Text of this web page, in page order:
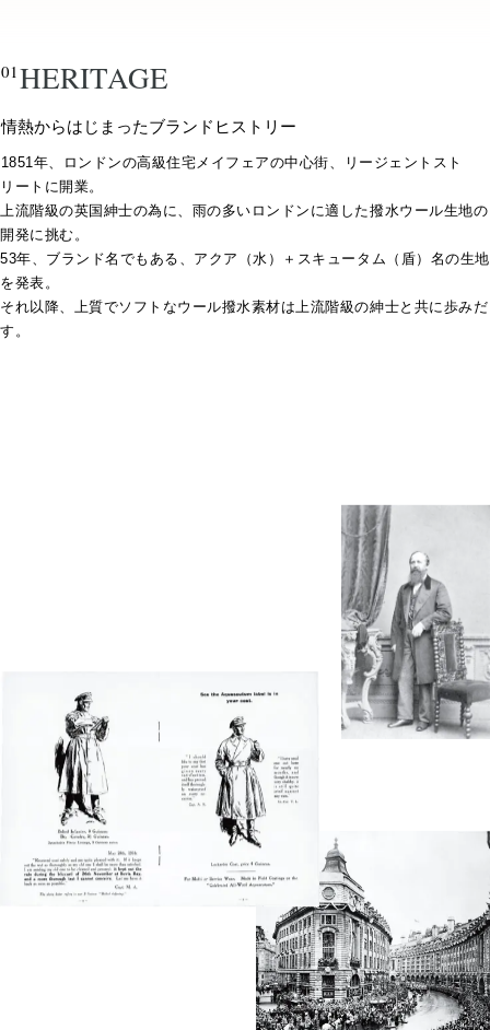
01 HERITAGE
情熱からはじまったブランドヒストリー
1851年、ロンドンの高級住宅メイフェアの中心街、リージェントスト
リートに開業。
上流階級の英国紳士の為に、雨の多いロンドンに適した撥水ウール生地の
開発に挑む。
53年、ブランド名でもある、アクア（水）＋スキュータム（盾）名の生地
を発表。
それ以降、上質でソフトなウール撥水素材は上流階級の紳士と共に歩みだ
す。